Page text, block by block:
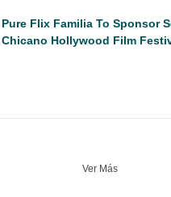
Pure Flix Familia To Sponsor
Chicano Hollywood Film
Ver Más